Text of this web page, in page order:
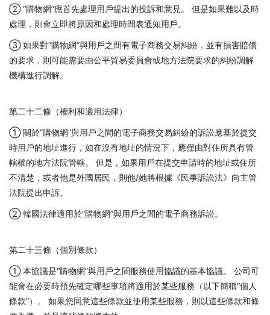
② “購物網”應首先處理用戶提出的投訴和意見。 但是如果難以及時
處理，則會立即將原因和處理時間表通知用戶。
③ 如果對“購物網”與用戶之間有電子商務交易糾紛，並有損害賠償
的要求，則可能需要由公平貿易委員會或地方法院要求的糾紛調解
機構進行調解。
第二十二條（權利和適用法律）
① 關於“購物網”與用戶之間的電子商務交易糾紛的訴訟應基於提交
時用戶的地址進行，如在沒有地址的情況下，應僅由對住所具有管
轄權的地方法院管轄。 但是，如果用戶在提交申請時的地址或住所
不清楚，或者他是外國居民，則他/她將根據《民事訴訟法》向主管
法院提出申訴。
② 韓國法律適用於“購物網”與用戶之間的電子商務訴訟。
第二十三條（個別條款）
① 本協議是“購物網”與用戶之間服務使用協議的基本協議。 公司可
能會在必要時預先確定哪些事項將適用於某些服務（以下簡稱“個人
條款”）。 如果您同意這些條款並使用某些服務，則以這些條款和條